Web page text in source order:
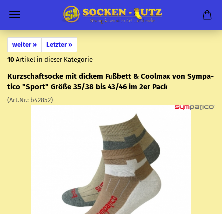
weiter »
Letzter »
10 Artikel in dieser Kategorie
Kurz­schaftso­cke mit di­ckem Fuß­bett & Cool­max von Sym­pa­
ti­co "Sport" Größe 35/38 bis 43/46 im 2er Pack
(Art.Nr.: b42852)